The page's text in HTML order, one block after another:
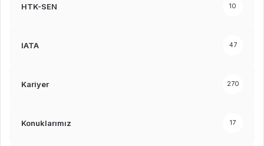
HTK-SEN 10
IATA 47
Kariyer 270
Konuklarımız 17